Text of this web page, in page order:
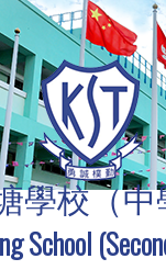
學校（中
School